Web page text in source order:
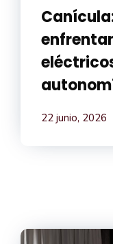
22 junio, 2026